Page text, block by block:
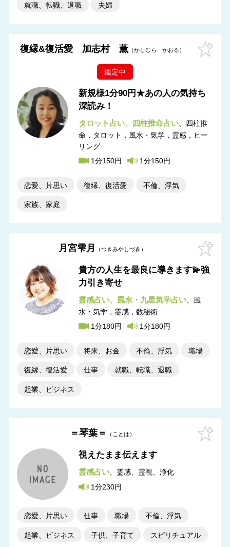
就職、転職、退職 夫婦
復縁&復活愛 加志村 薫 かしむら かおる
鑑定中
新規様1分90円★あの人の気持ち
深読み！
タロット占い 四柱推命占い
四柱推
命，タロット，風水・気学，霊感，ヒー
リング
1分150円
1分150円
恋愛、片思い 復縁、復活愛 不倫、浮気
家族、家庭
月宮雫月 つきみやしづき
貴方の人生を最良に導きます💫強
力引き寄せ
霊感占い 風水・九星気学占い
風
水・気学，霊感，数秘術
1分180円
1分180円
恋愛、片思い 将来、お金 不倫、浮気 職場
復縁、復活愛 仕事 就職、転職、退職
起業、ビジネス
＝琴葉＝ ことは
視えたまま伝えます
霊感占い 霊感
霊視、浄化
1分230円
恋愛、片思い 仕事 職場 不倫、浮気
起業、ビジネス 子供、子育て スピリチュアル